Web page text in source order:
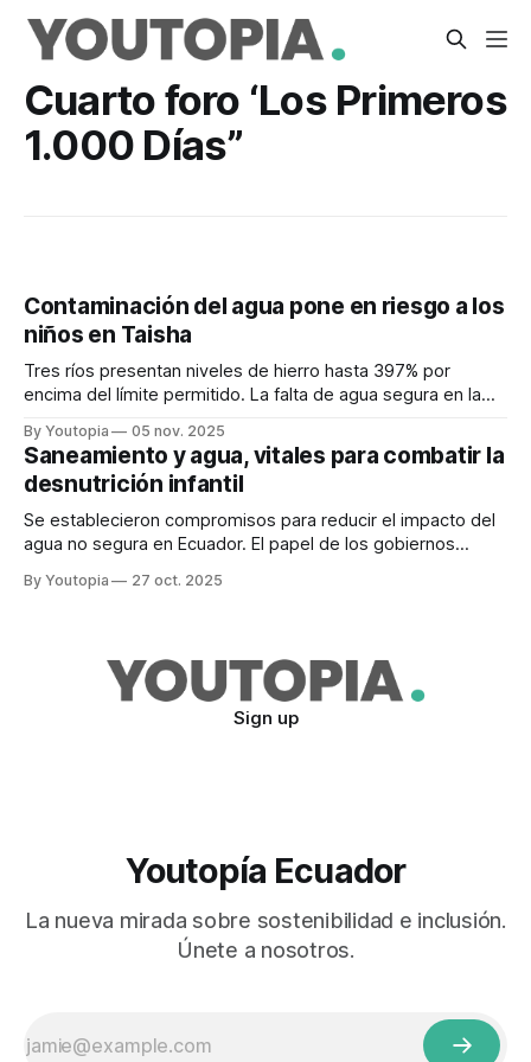
Cuarto foro ‘Los Primeros
1.000 Días”
Contaminación del agua pone en riesgo a los
niños en Taisha
Tres ríos presentan niveles de hierro hasta 397% por
encima del límite permitido. La falta de agua segura en la
By Youtopia 05 nov. 2025
Saneamiento y agua, vitales para combatir la
desnutrición infantil
Se establecieron compromisos para reducir el impacto del
agua no segura en Ecuador. El papel de los gobiernos
By Youtopia 27 oct. 2025
Sign up
Youtopía Ecuador
La nueva mirada sobre sostenibilidad e inclusión.
Únete a nosotros.